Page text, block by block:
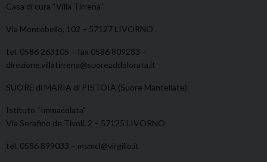
Casa di cura “Villa Tirrena”
Via Montebello, 102 – 57127 LIVORNO
tel. 0586 263105 – fax 0586 809283 –
direzione.villatirrena@suoreaddolorata.it
SUORE di MARIA di PISTOIA (Suore Mantellate)
Istituto “Immacolata”
Via Serafino de Tivoli, 2 – 57125 LIVORNO
tel. 0586 899033 – msmcl@virgilio.it